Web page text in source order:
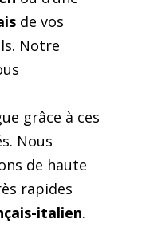
de vos
Notre
grâce à ces
Nous
de haute
rapides
italien.